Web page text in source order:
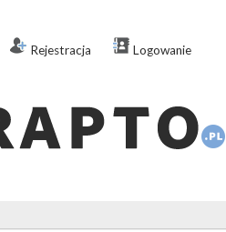
Rejestracja Logowanie